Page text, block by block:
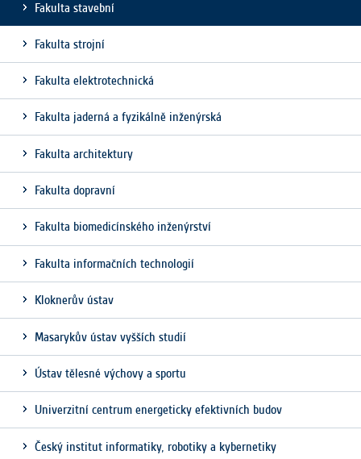
Fakulta stavební
Fakulta strojní
Fakulta elektrotechnická
Fakulta jaderná a fyzikálně inženýrská
Fakulta architektury
Fakulta dopravní
Fakulta biomedicínského inženýrství
Fakulta informačních technologií
Kloknerův ústav
Masarykův ústav vyšších studií
Ústav tělesné výchovy a sportu
Univerzitní centrum energeticky efektivních budov
Český institut informatiky, robotiky a kybernetiky